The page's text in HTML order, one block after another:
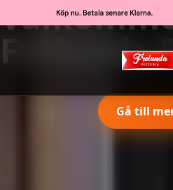
Frölunda
Gå till